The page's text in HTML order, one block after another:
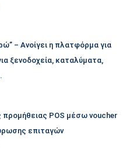
– Ανοίγει η πλατφόρμα για
ξενοδοχεία, καταλύματα,
προμήθειας POS μέσω voucher
επιταγών